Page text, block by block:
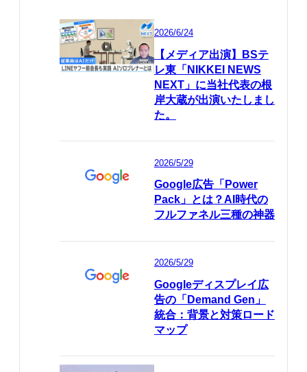
2026/6/24
【メディア出演】BSテ
レ東「NIKKEI NEWS
NEXT」に当社代表の根
岸大蔵が出演いたしまし
た。
2026/5/29
Google広告「Power
Pack」とは？AI時代の
フルファネル三種の神器
2026/5/29
Googleディスプレイ広
告の「Demand Gen」
統合：背景と対策ロード
マップ